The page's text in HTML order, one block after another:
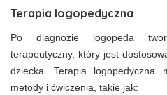
Terapia logopedyczna
Po diagnozie logopeda
terapeutyczny, który jest
dziecka. Terapia logopedyczna
metody i ćwiczenia, takie jak: